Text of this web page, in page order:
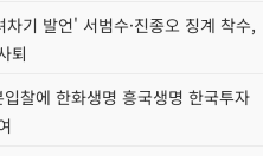
기 발언' 서범수·진종오 징계 착수,
퇴
찰에 한화생명 흥국생명 한국투자